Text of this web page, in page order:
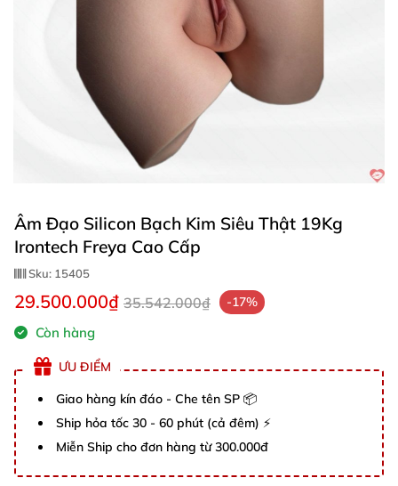
Âm Đạo Silicon Bạch Kim Siêu Thật 19Kg
Irontech Freya Cao Cấp
Sku: 15405
29.500.000₫ 35.542.000₫ -17%
Còn hàng
ƯU ĐIỂM
Giao hàng kín đáo - Che tên SP 📦
Ship hỏa tốc 30 - 60 phút (cả đêm) ⚡
Miễn Ship cho đơn hàng từ 300.000đ